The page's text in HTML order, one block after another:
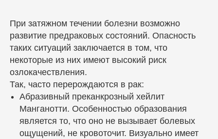
При затяжном течении болезни возможно
развитие предраковых состояний. Опасность
таких ситуаций заключается в том, что
некоторые из них имеют высокий риск
озлокачествления.
Так, часто перерождаются в рак:
Абразивный преканкрозный хейлит
Манганотти. Особенностью образования
является то, что оно не вызывает болевых
ощущений, не кровоточит. Визуально имеет
ЗАПИСАТЬСЯ НА ПРИЕМ
пр. Карла Маркса, 18
Перейти на сайт
Построить маршрут
+7 (938) 110-55-87
etalonrostov.ru@gmail.com
Пн-Пт: с 08:00 до 20:00